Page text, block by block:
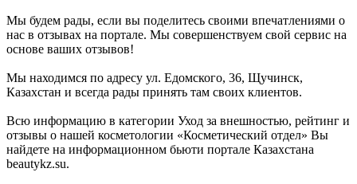
Мы будем рады, если вы поделитесь своими впечатлениями о
нас в отзывах на портале. Мы совершенствуем свой сервис на
основе ваших отзывов!
Мы находимся по адресу ул. Едомского, 36, Щучинск,
Казахстан и всегда рады принять там своих клиентов.
Всю информацию в категории Уход за внешностью, рейтинг и
отзывы о нашей косметологии «Косметический отдел» Вы
найдете на информационном бьюти портале Казахстана
beautykz.su.